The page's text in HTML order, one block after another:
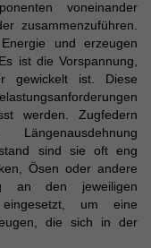
voneinander
zusammenzuführen.
und erzeugen
ist die Vorspannung,
gewickelt ist. Diese
werden. Zugfedern
sind sie oft eng
Ösen oder andere
an den jeweiligen
um eine
die sich in der